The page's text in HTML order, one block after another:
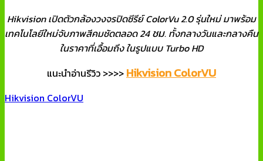
Hikvision เปิดตัวกล้องวงจรปิดซีรีย์ ColorVu 2.0 รุ่นใหม่ มาพร้อม
เทคโนโลยีใหม่จับภาพสีคมชัดตลอด 24ชม. ทั้งกลางวันและกลางคืน
ในราคาที่เอื้อมถึง ในรูปแบบ Turbo HD
แนะนำอ่านรีวิว >>>>Hikvision ColorVU
Hikvision ColorVU